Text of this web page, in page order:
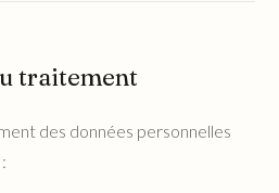
traitement
des données personnelles